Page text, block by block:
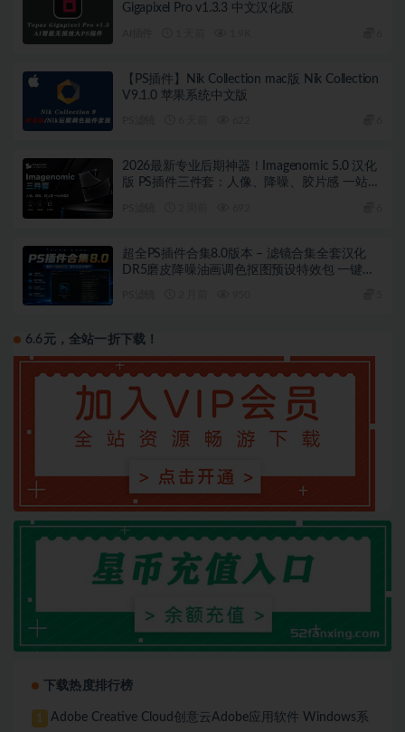
Gigapixel Pro v1.3.3 中文汉化版
【PS插件】Nik Collection mac版 Nik Collection
V9.1.0 苹果系统中文版
2026最新专业后期神器！Imagenomic 5.0 汉化
版 PS插件三件套：人像、降噪、胶片感 一站式
超全PS插件合集8.0版本 – 滤镜合集全套汉化
DR5磨皮降噪油画调色抠图预设特效包 一键安
6.6元，全站一折下载！
下载热度排行榜
1
Adobe Creative Cloud创意云Adobe应用软件 Windows系